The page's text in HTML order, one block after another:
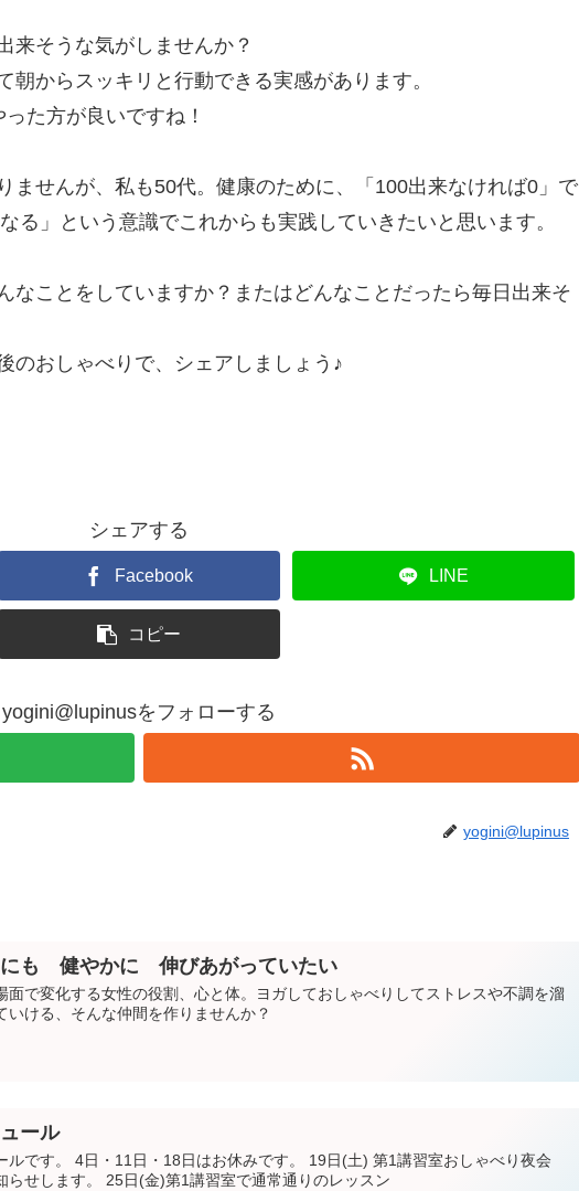
来そうな気がしませんか？
朝からスッキリと行動できる実感があります。
た方が良いですね！
ませんが、私も50代。健康のために、「100出来なければ0」で
る」という意識でこれからも実践していきたいと思います。
なことをしていますか？またはどんなことだったら毎日出来そ
のおしゃべりで、シェアしましょう♪
シェアする
Facebook LINE
コピー
yogini@lupinusをフォローする
yogini@lupinus
にも 健やかに 伸びあがっていたい
面で変化する女性の役割、心と体。ヨガしておしゃべりしてストレスや不調を溜
いける、そんな仲間を作りませんか？
ール
ルです。 4日・11日・18日はお休みです。 19日(土) 第1講習室おしゃべり夜会
らせします。 25日(金)第1講習室で通常通りのレッスン